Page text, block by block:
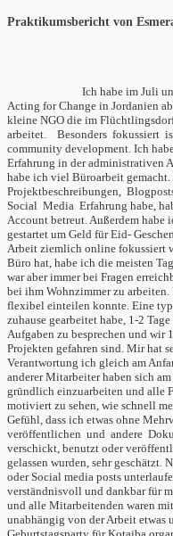
Praktikumsbericht von
Ich habe im Juli und
Acting for Change in Jordanien
kleine NGO die im
arbeitet. Besonders fokussiert
community development. Ich
Erfahrung in der administrativen
habe ich viel Büroarbeit
Projektbeschreibungen,
Social Media Erfahrung habe,
Account betreut. Außerdem habe
gestartet um Geld für Eid-
Arbeit ziemlich online fokussiert
Büro hat, habe ich die meisten
war aber immer bei Fragen
bei ihm Wohnzimmer zu
flexibel einteilen konnte. Eine
zuhause gearbeitet habe, 1-2
Aufgaben zu besprechen und wir
Projekten gefahren sind. Mir hat
Verantwortung ich gleich am
anderer Mitarbeiter haben sich
gründlich einzuarbeiten und alle
motiviert zu sehen, wie schnell
Gefühl, dass ich etwas ohne
veröffentlichen und andere
verschickt, benutzt oder
gelassen wurden, sehr
oder Social media posts
verständnisvoll und dankbar für
und alle Mitarbeitenden waren
unabhängig von der Arbeit etwas